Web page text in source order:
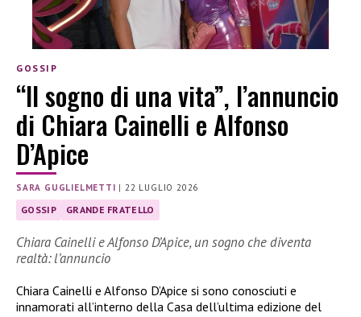
GOSSIP
“Il sogno di una vita”, l’annuncio
di Chiara Cainelli e Alfonso
D’Apice
SARA GUGLIELMETTI |22 LUGLIO 2026
GOSSIP GRANDE FRATELLO
Chiara Cainelli e Alfonso D’Apice, un sogno che diventa
realtà: l’annuncio
Chiara Cainelli e Alfonso D’Apice si sono conosciuti e
innamorati all’interno della Casa dell’ultima edizione del